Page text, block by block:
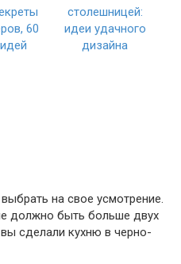
на свое усмотрение.
должно быть больше двух
сделали кухню в черно-